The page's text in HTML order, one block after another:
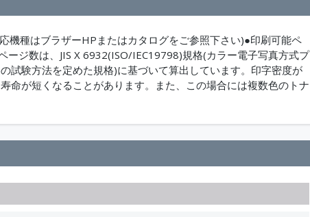
種はブラザーHPまたはカタログをご参照下さい)●印刷可能ペ
ジ数は、JIS X 6932(ISO/IEC19798)規格(カラー電子写真方式プ
試験方法を定めた規格)に基づいて算出しています。印字密度が
命が短くなることがあります。また、この場合には複数色のトナ